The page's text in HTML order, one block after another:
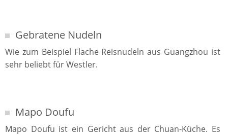
Gebratene Nudeln
Wie zum Beispiel Flache Reisnudeln aus Guangzhou ist
sehr beliebt für Westler.
Mapo Doufu
Mapo Doufu ist ein Gericht aus der Chuan-Küche. Es